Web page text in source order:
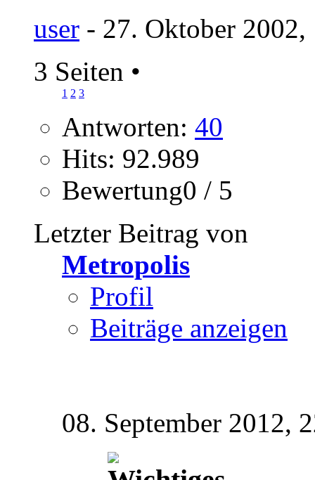
user - 27. Oktober
3 Seiten •
1 2 3
Antworten: 40
Hits: 92.989
Bewertung0 / 5
Letzter Beitrag von
Metropolis
Profil
Beiträge anzeigen
08. September 2012,